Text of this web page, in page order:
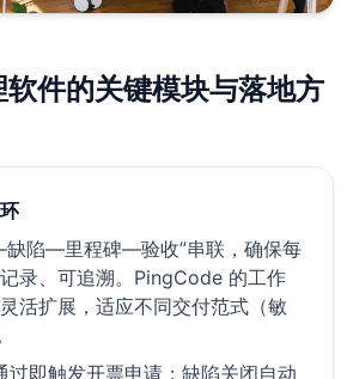
件的关键模块与落地方
陷—里程碑—验收”串联，确保每
录、可追溯。PingCode 的工作
活扩展，适应不同交付范式（敏
过即触发开票申请；缺陷关闭自动